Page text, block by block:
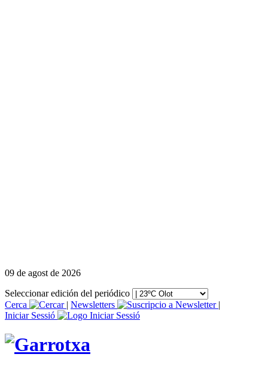
09 de agost de 2026
Seleccionar edición del periódico
Cerca
| Newsletters
|
Iniciar Sessió